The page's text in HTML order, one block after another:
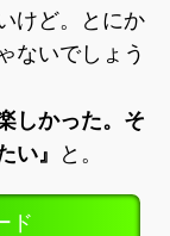
けど。とにか
ないでしょう
しかった。そ
い』
と。
ド